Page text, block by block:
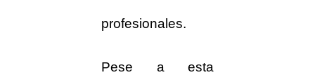
profesionales.
Pese a esta